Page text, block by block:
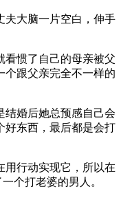
夫大脑一片空白，伸手
看惯了自己的母亲被父
个跟父亲完全不一样的
结婚后她总预感自己会
好东西，最后都是会打
用行动实现它，所以在
个打老婆的男人。